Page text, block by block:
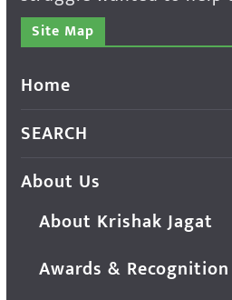
Site Map
Home
SEARCH
About Us
About Krishak Jagat
Awards & Recognition